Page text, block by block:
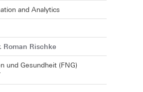
and Analytics
Roman Rischke
und Gesundheit (FNG)